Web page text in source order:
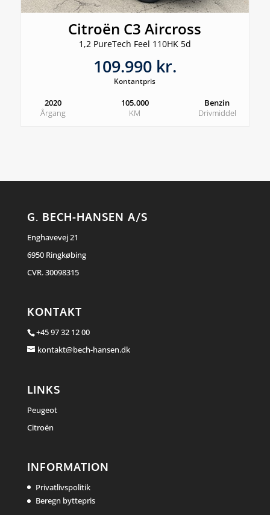
Citroën C3 Aircross
1,2 PureTech Feel 110HK 5d
109.990 kr.
Kontantpris
2020
Årgang
105.000
KM
Benzin
Drivmiddel
G. BECH-HANSEN A/S
Enghavevej 21
6950 Ringkøbing
CVR. 30098315
KONTAKT
+45 97 32 12 00
kontakt@bech-hansen.dk
LINKS
Peugeot
Citroën
INFORMATION
Privatlivspolitik
Beregn byttepris